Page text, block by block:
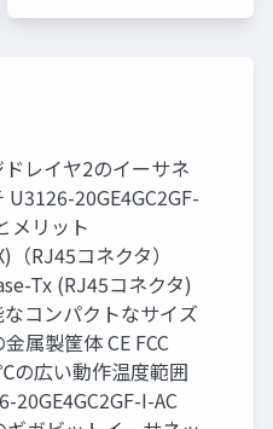
レイヤ2のイーサネ
U3126-20GE4GC2GF-
メリット
RJ45コネクタ）
Tx (RJ45コネクタ)
コンパクトなサイズ
属製筐体 CE FCC
の広い動作温度範囲
20GE4GC2GF-I-AC